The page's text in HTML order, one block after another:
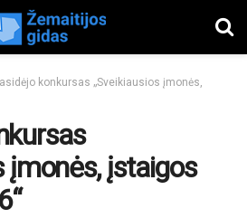
konkursas „Sveikiausios įmonės,
įmonės, įstaigos